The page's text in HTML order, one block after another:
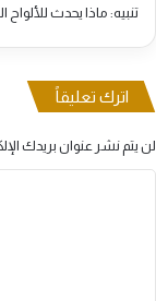
تنبيه: ماذا يحدث للألواح
اترك تعليقاً
لن يتم نشر عنوان بريدك